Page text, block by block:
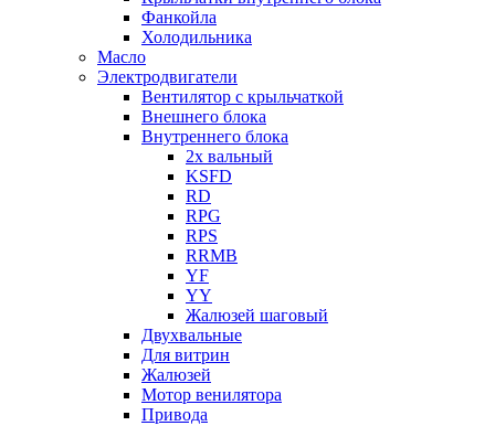
Фанкойла
Холодильника
Масло
Электродвигатели
Вентилятор с крыльчаткой
Внешнего блока
Внутреннего блока
2х вальный
KSFD
RD
RPG
RPS
RRMB
YF
YY
Жалюзей шаговый
Двухвальные
Для витрин
Жалюзей
Мотор венилятора
Привода